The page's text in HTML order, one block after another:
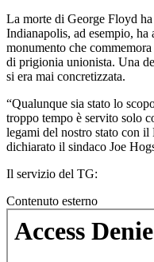
La morte di George Floyd
Indianapolis, ad esempio,
monumento che
di prigionia unionista. Una
si era mai concretizzata.
“Qualunque sia stato lo
troppo tempo è servito solo
legami del nostro stato con
dichiarato il sindaco Joe
Il servizio del TG:
Contenuto esterno